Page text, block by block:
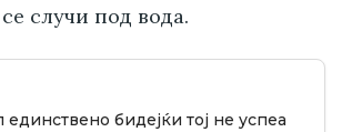
случи под вода.
бидејќи тој не успеа